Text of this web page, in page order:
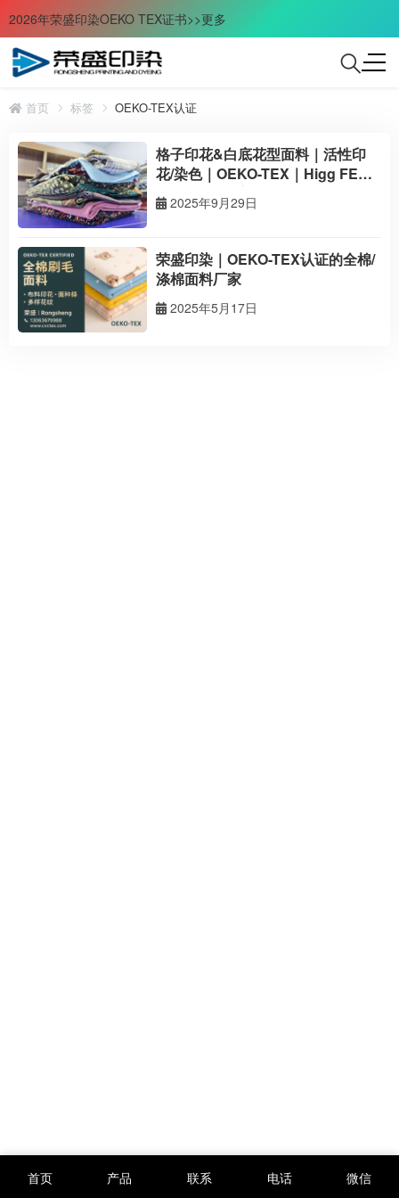
2026年荣盛印染OEKO TEX证书>>更多
首页 标签 OEKO-TEX认证
格子印花&白底花型面料｜活性印
花/染色｜OEKO-TEX｜Higg FEM
｜BCI（出口美国）
2025年9月29日
荣盛印染｜OEKO-TEX认证的全棉/
涤棉面料厂家
2025年5月17日
首页 产品 联系 电话 微信